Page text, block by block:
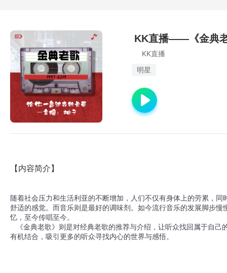
KK直播——《金典
KK直播
明星
【内容简介】
随着社会压力和生活利亚的不断增加，人们不仅有身体上的劳累，
舒适的感觉。而音乐则是最好的调味剂。如今流行音乐的发展脚步
忆，至今传唱至今。
《金典老歌》则是对经典老歌的推荐与介绍，让听众找回属于自己
有机结合，吸引更多的听众寻找内心的世界与感悟。